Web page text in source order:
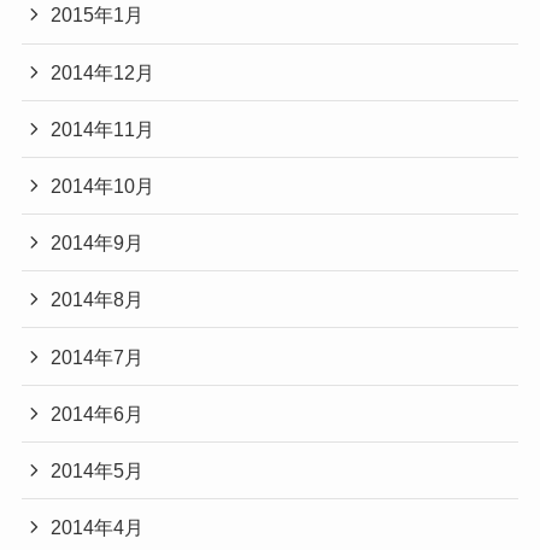
2015年1月
2014年12月
2014年11月
2014年10月
2014年9月
2014年8月
2014年7月
2014年6月
2014年5月
2014年4月